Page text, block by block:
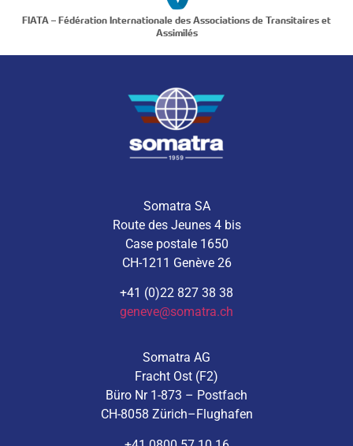
FIATA – Fédération Internationale des Associations de Transitaires et
Assimilés
Somatra SA
Route des Jeunes 4 bis
Case postale 1650
CH-1211 Genève 26
+41 (0)22 827 38 38
geneve@somatra.ch
Somatra AG
Fracht Ost (F2)
Büro Nr 1-873 – Postfach
CH-8058 Zürich–Flughafen